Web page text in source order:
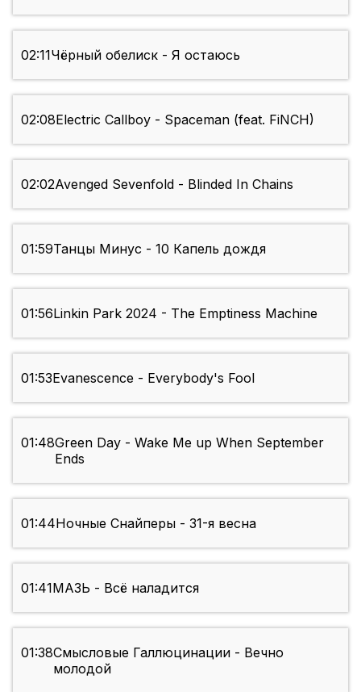
02:11Чёрный обелиск - Я остаюсь
02:08Electric Callboy - Spaceman (feat. FiNCH)
02:02Avenged Sevenfold - Blinded In Chains
01:59Танцы Минус - 10 Капель дождя
01:56Linkin Park 2024 - The Emptiness Machine
01:53Evanescence - Everybody's Fool
01:48Green Day - Wake Me up When September
Ends
01:44Ночные Снайперы - 31-я весна
01:41МАЗЬ - Всё наладится
01:38Смысловые Галлюцинации - Вечно
молодой